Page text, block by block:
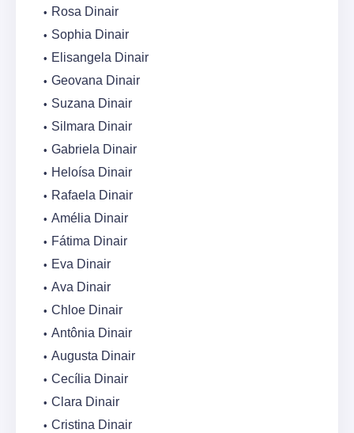
Rosa Dinair
Sophia Dinair
Elisangela Dinair
Geovana Dinair
Suzana Dinair
Silmara Dinair
Gabriela Dinair
Heloísa Dinair
Rafaela Dinair
Amélia Dinair
Fátima Dinair
Eva Dinair
Ava Dinair
Chloe Dinair
Antônia Dinair
Augusta Dinair
Cecília Dinair
Clara Dinair
Cristina Dinair